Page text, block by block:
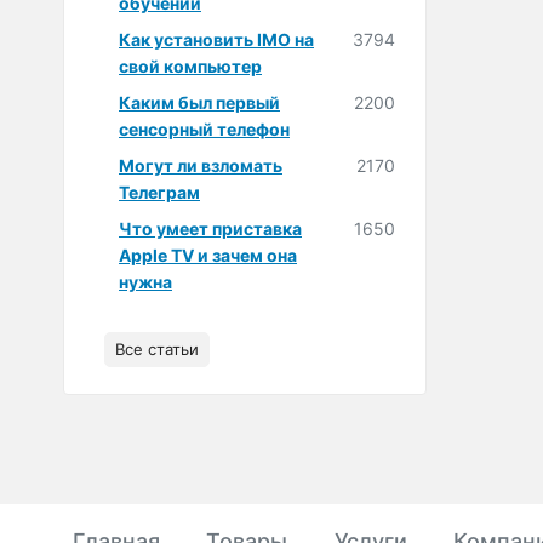
Как установить IMO на
свой компьютер
3794
Каким был первый
сенсорный телефон
2200
Могут ли взломать
Телеграм
2170
Что умеет приставка
Apple TV и зачем она
нужна
1650
Все статьи